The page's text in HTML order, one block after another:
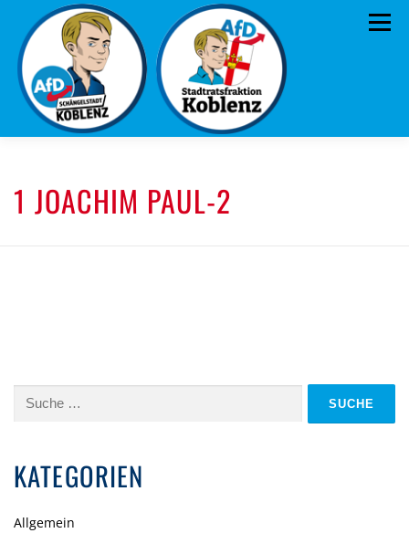
Inhalt
springen
Menü
TERMINE MITMACHEN!
1 JOACHIM PAUL-2
Suche
KATEGORIEN
Allgemein